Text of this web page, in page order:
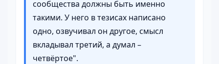
сообщества должны быть именно
такими. У него в тезисах написано
одно, озвучивал он другое, смысл
вкладывал третий, а думал –
четвёртое".